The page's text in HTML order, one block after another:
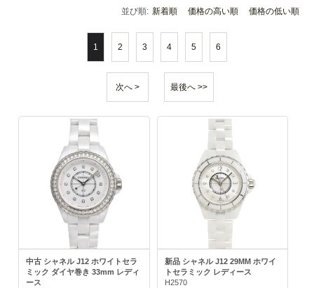
並び順: 新着順 価格の高い順 価格の低い順
1 2 3 4 5 6
次へ > 最後へ >>
中古 シャネル J12 ホワイトセラ
ミック ダイヤ巻き 33mm レディ
ース
新品 シャネル J12 29MM ホワイ
トセラミック レディース
H2570